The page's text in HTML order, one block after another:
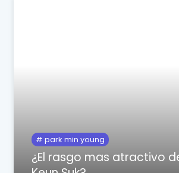
park min young
¿El rasgo mas atractivo